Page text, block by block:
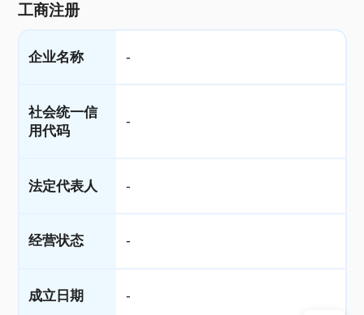
工商注册
企业名称 -
社会统一信
用代码
-
法定代表人 -
经营状态 -
成立日期 -